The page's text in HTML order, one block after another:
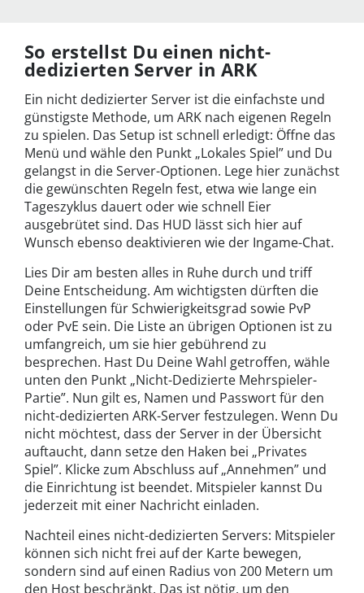
So erstellst Du einen nicht-
dedizierten Server in ARK
Ein nicht dedizierter Server ist die einfachste und
günstigste Methode, um ARK nach eigenen Regeln
zu spielen. Das Setup ist schnell erledigt: Öffne das
Menü und wähle den Punkt „Lokales Spiel” und Du
gelangst in die Server-Optionen. Lege hier zunächst
die gewünschten Regeln fest, etwa wie lange ein
Tageszyklus dauert oder wie schnell Eier
ausgebrütet sind. Das HUD lässt sich hier auf
Wunsch ebenso deaktivieren wie der Ingame-Chat.
Lies Dir am besten alles in Ruhe durch und triff
Deine Entscheidung. Am wichtigsten dürften die
Einstellungen für Schwierigkeitsgrad sowie PvP
oder PvE sein. Die Liste an übrigen Optionen ist zu
umfangreich, um sie hier gebührend zu
besprechen. Hast Du Deine Wahl getroffen, wähle
unten den Punkt „Nicht-Dedizierte Mehrspieler-
Partie”. Nun gilt es, Namen und Passwort für den
nicht-dedizierten ARK-Server festzulegen. Wenn Du
nicht möchtest, dass der Server in der Übersicht
auftaucht, dann setze den Haken bei „Privates
Spiel”. Klicke zum Abschluss auf „Annehmen” und
die Einrichtung ist beendet. Mitspieler kannst Du
jederzeit mit einer Nachricht einladen.
Nachteil eines nicht-dedizierten Servers: Mitspieler
können sich nicht frei auf der Karte bewegen,
sondern sind auf einen Radius von 200 Metern um
den Host beschränkt. Das ist nötig, um den